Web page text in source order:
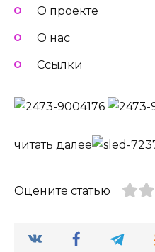
О проекте
О нас
Ссылки
читать далее
Оцените статью